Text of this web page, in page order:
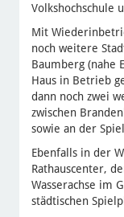
Volkshochschule
Mit
noch weitere
Baumberg (nahe
Haus in Betrieb
dann noch zwei
zwischen
sowie an der
Ebenfalls in der
Rathauscenter,
Wasserachse im
städtischen